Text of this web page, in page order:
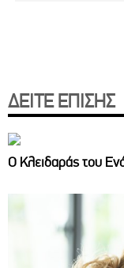
ΔΕΙΤΕ ΕΠΙΣΗΣ
Ο Κλειδαράς του